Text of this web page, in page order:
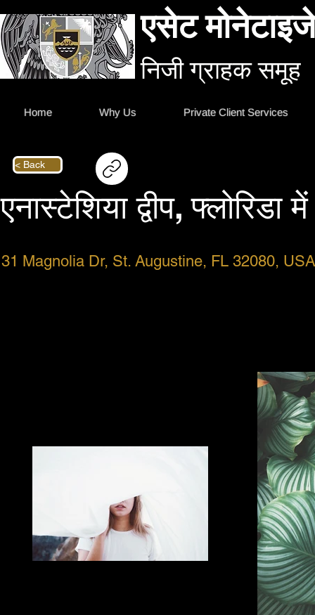
एसेट
निजी ग्राहक समूह
Home Why Us Private Client Services
< Back
एनास्टेशिया द्वीप, फ्लोरिडा
31 Magnolia Dr, St. Augustine, FL 32080, USA